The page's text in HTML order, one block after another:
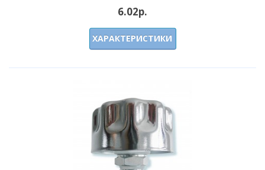
6.02р.
ХАРАКТЕРИСТИКИ